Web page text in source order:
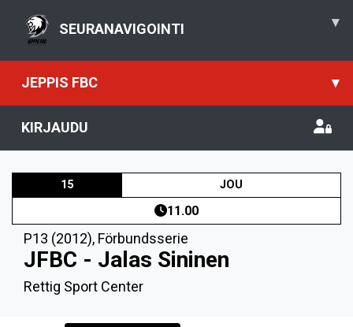
SEURANAVIGOINTI ▾
JEPPIS FBC ▾
KIRJAUDU
15 JOU
11.00
P13 (2012), Förbundsserie
JFBC - Jalas Sininen
Rettig Sport Center